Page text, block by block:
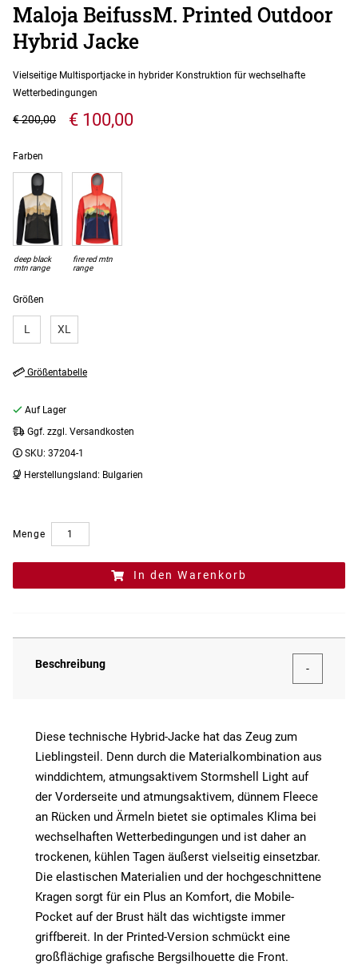
Maloja BeifussM. Printed Outdoor
Hybrid Jacke
Vielseitige Multisportjacke in hybrider Konstruktion für wechselhafte
Wetterbedingungen
€ 100,00
€ 200,00
Größen
L XL
Farben
deep black
mtn range
fire red mtn
range
Größentabelle
Auf Lager
Ggf. zzgl. Versandkosten
SKU: 37204-1
Herstellungsland: Bulgarien
Menge
In den Warenkorb
Beschreibung
Diese technische Hybrid-Jacke hat das Zeug zum
Lieblingsteil. Denn durch die Materialkombination aus
winddichtem, atmungsaktivem Stormshell Light auf
der Vorderseite und atmungsaktivem, dünnem Fleece
an Rücken und Ärmeln bietet sie optimales Klima bei
wechselhaften Wetterbedingungen und ist daher an
trockenen, kühlen Tagen äußerst vielseitig einsetzbar.
Die elastischen Materialien und der hochgeschnittene
Kragen sorgt für ein Plus an Komfort, die Mobile-
Pocket auf der Brust hält das wichtigste immer
griffbereit. In der Printed-Version schmückt eine
großflächige grafische Bergsilhouette die Front.